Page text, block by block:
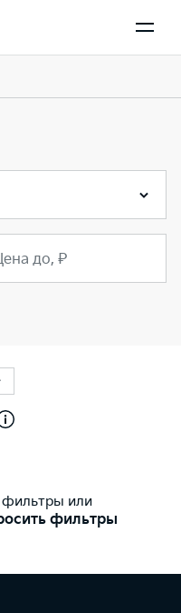
до, ₽
фильтры или
фильтры